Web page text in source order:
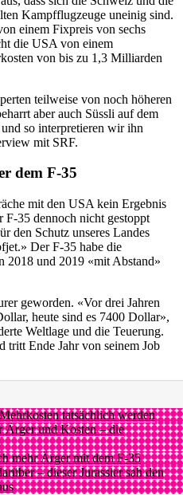
Kampfflugzeuge uneinig sind.
einem Fixpreis von sechs
die USA von einem
von bis zu 1,3 Milliarden
teilweise von noch höheren
aber auch Süssli auf dem
so interpretieren wir ihn
mit SRF.
dem F-35
mit den USA kein Ergebnis
35 dennoch nicht gestoppt
den Schutz unseres Landes
Der F-35 habe die
2018 und 2019 «mit Abstand»
geworden. «Vor drei Jahren
heute sind es 7400 Dollar»,
Weltlage und die Teuerung.
tritt Ende Jahr von seinem Job
tatsächlich werden
Ärger und Kosten – die
mehr Ärger mit dem F-35
– dieser Jurassier sah den